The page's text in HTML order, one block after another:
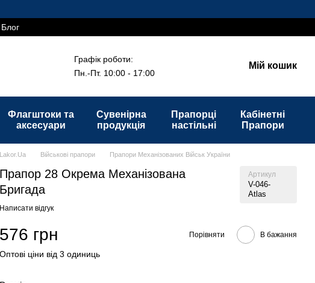
Україна!
Блог
Графік роботи:
Пн.-Пт. 10:00 - 17:00
Мій кошик
Флагштоки та
аксесуари
Сувенірна
продукція
Прапорці
настільні
Кабінетні
Прапори
Lakor.Ua Військові прапори Прапори Механізованих Військ України
Прапор 28 Окрема Механізована
Бригада
Артикул
V-046-
Atlas
Написати відгук
576 грн Порівняти В бажання
Оптові ціни від 3 одиниць